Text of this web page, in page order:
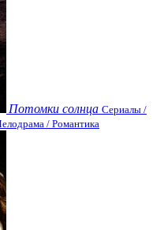
Потомки солнца Сериалы /
/ Романтика